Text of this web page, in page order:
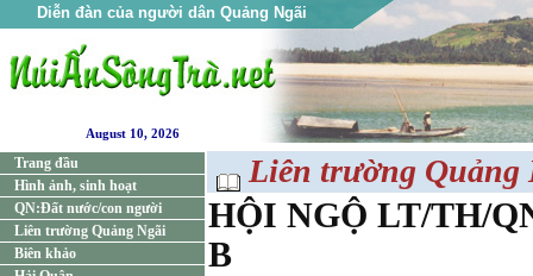
Diễn đàn của người dân Quảng Ngãi
August 10, 2026
Trang đầu
Hình ảnh, sinh hoạt
QN:Đất nước/con người
Liên trường Quảng Ngãi
Biên khảo
Liên trường Quảng
HỘI NGỘ LT/TH/
B